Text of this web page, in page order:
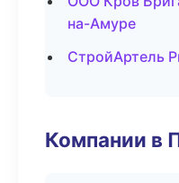
на-Амуре
СтройАртель
Компании в